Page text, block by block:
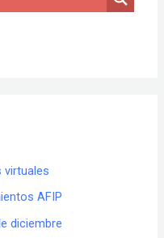
virtuales
AFIP
diciembre